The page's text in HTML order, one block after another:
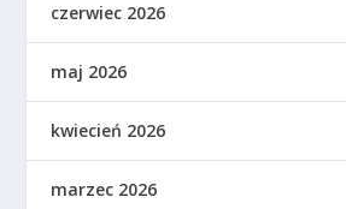
czerwiec 2026
maj 2026
kwiecień 2026
marzec 2026